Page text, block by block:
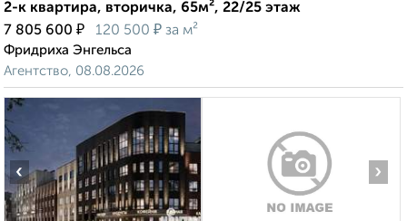
2-к квартира, вторичка, 65м², 22/25 этаж
7 805 600 ₽ 120 500 ₽ за м²
Фридриха Энгельса
Агентство, 08.08.2026
‹ ›